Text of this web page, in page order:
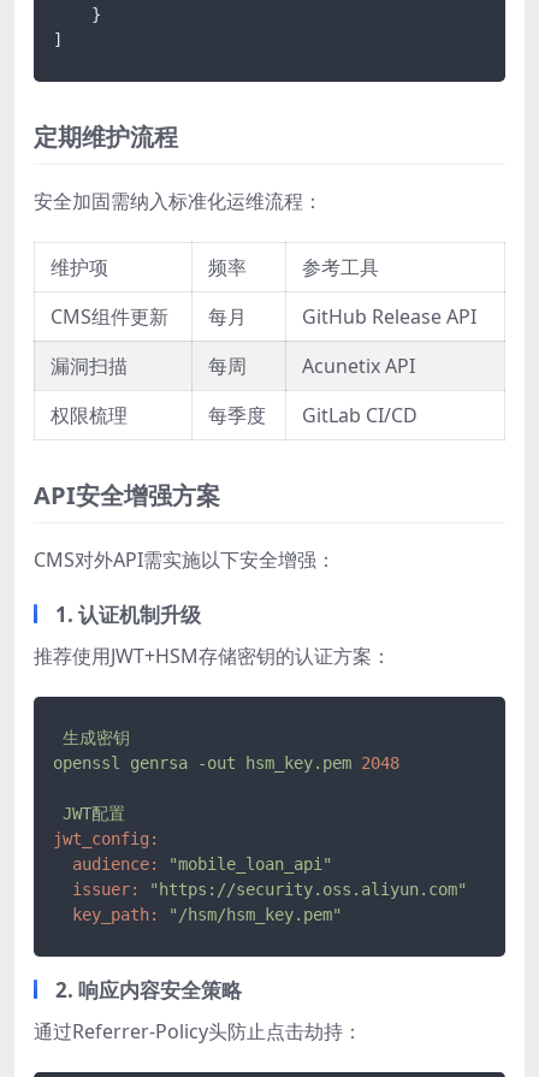
    }
]
定期维护流程
安全加固需纳入标准化运维流程：
维护项 频率
参考工具
CMS组件更新
每月
GitHub Release API
漏洞扫描
每周
Acunetix API
权限梳理
每季度 GitLab CI/CD
API安全增强方案
CMS对外API需实施以下安全增强：
1. 认证机制升级
推荐使用JWT+HSM存储密钥的认证方案：
生成密钥
openssl
genrsa -out hsm_key.pem 2048
JWT配置
jwt_config:
audience:
"mobile_loan_api"
issuer:
"https://security.oss.aliyun.com"
key_path:
"/hsm/hsm_key.pem"
2. 响应内容安全策略
通过Referrer-Policy头防止点击劫持：